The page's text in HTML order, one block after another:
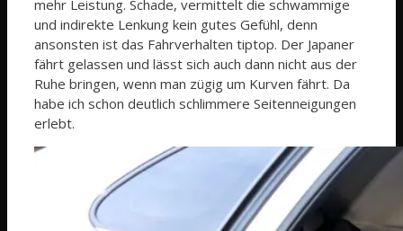
mehr Leistung. Schade, vermittelt die schwammige
und indirekte Lenkung kein gutes Gefühl, denn
ansonsten ist das Fahrverhalten tiptop. Der Japaner
fährt gelassen und lässt sich auch dann nicht aus der
Ruhe bringen, wenn man zügig um Kurven fährt. Da
habe ich schon deutlich schlimmere Seitenneigungen
erlebt.